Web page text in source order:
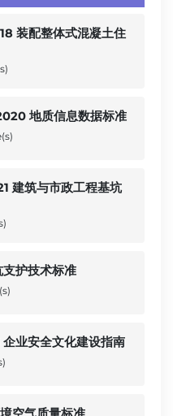
装配整体式混凝土住
地质信息数据标准
建筑与市政工程基坑
护技术标准
业安全文化建设指南